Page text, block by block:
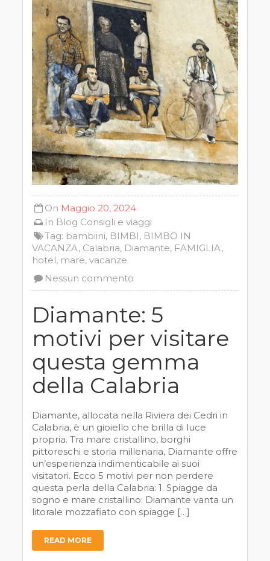
On Maggio 20, 2024
In Blog Consigli e viaggi
Tag: bambiini, BIMBI, BIMBO IN
VACANZA, Calabria, Diamante, FAMIGLIA,
hotel, mare,vacanze
Nessun commento
Diamante: 5
motivi per visitare
questa gemma
della Calabria
Diamante, allocata nella Riviera dei Cedri in
Calabria, è un gioiello che brilla di luce
propria. Tra mare cristallino, borghi
pittoreschi e storia millenaria, Diamante offre
un’esperienza indimenticabile ai suoi
visitatori. Ecco 5 motivi per non perdere
questa perla della Calabria: 1. Spiagge da
sogno e mare cristallino: Diamante vanta un
litorale mozzafiato con spiagge […]
READ MORE